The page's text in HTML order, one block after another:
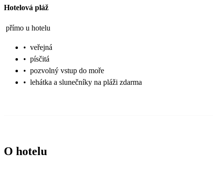
Hotelová pláž
přímo u hotelu
• veřejná
• písčitá
• pozvolný vstup do moře
• lehátka a slunečníky na pláži zdarma
O hotelu